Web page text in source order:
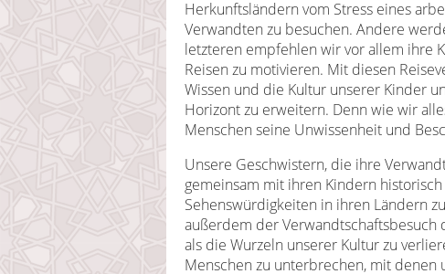
Herkunftsländern vom Stress eines
Verwandten zu besuchen. Andere
letzteren empfehlen wir vor allem ihre
Reisen zu motivieren. Mit diesen
Wissen und die Kultur unserer Kinder
Horizont zu erweitern. Denn wie wir
Menschen seine Unwissenheit und
Unsere Geschwistern, die ihre
gemeinsam mit ihren Kindern
Sehenswürdigkeiten in ihren Ländern
außerdem der
als die Wurzeln unserer Kultur zu
Menschen zu unterbrechen, mit denen